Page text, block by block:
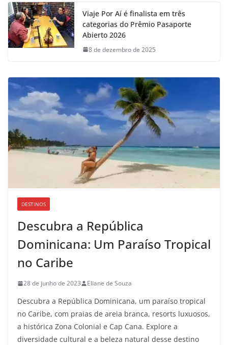
Viaje Por Aí é finalista em três
categorias do Prêmio Pasaporte
Abierto 2026
8 de dezembro de 2025
DESTINOS
Descubra a República
Dominicana: Um Paraíso Tropical
no Caribe
28 de junho de 2023 Eliane de Souza
Descubra a República Dominicana, um paraíso tropical
no Caribe, com praias de areia branca, resorts luxuosos,
a histórica Zona Colonial e Cap Cana. Explore a
diversidade cultural e a beleza natural desse destino